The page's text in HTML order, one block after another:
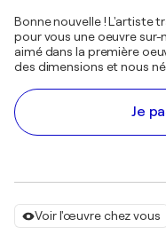
Voir l'œuvre chez vous
Bonne nouvelle ! L'artiste
pour vous une oeuvre sur-
aimé dans la première
des dimensions et nous
Je